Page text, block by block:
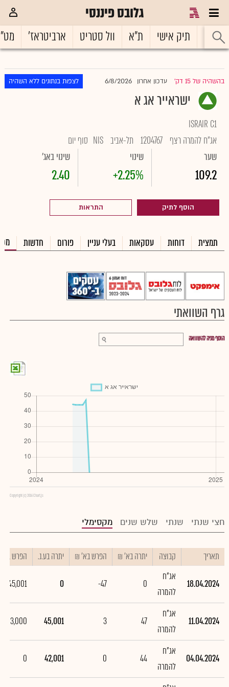
גלובס פיננסי
ראשי תיק אישי ת"א וול סטריט ארביטראז'
בהשהיה של 15 דק' עדכון אחרון 6/8/2026 לצפות בנתונים ללא השהיה
ישראייר אג א
ISRAIR C1
אג"ח להמרה רצף 1204767 תל-אביב NIS סוף יום
שער
109.2
שינוי
+2.25%
שינוי באג'
2.40
הוסף לתיק התראות
תמצית דוחות עסקאות בעלי עניין פורום חדשות
גרף השוואתי
הוסף מניה להשוואה
Copyright (c) 2016 Chart.js
חצי שנתי שנתי שלש שנים מקסימלי
תאריך קבוצה יתרה בא' ₪ הפרש בא' ₪ יתרה בע.נ. הפרש
18.04.2024
אג"ח
להמרה
0
-47
0
-45,001
11.04.2024
אג"ח
להמרה
47
3
45,001
3,000
04.04.2024
אג"ח
להמרה
44
0
42,001
0